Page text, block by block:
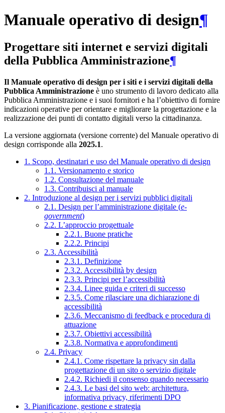
Manuale operativo di design¶
Progettare siti internet e servizi digitali
della Pubblica Amministrazione¶
Il Manuale operativo di design per i siti e i servizi digitali della
Pubblica Amministrazione è uno strumento di lavoro dedicato alla
Pubblica Amministrazione e i suoi fornitori e ha l’obiettivo di fornire
indicazioni operative per orientare e migliorare la progettazione e la
realizzazione dei punti di contatto digitali verso la cittadinanza.
La versione aggiornata (versione corrente) del Manuale operativo di
design corrisponde alla 2025.1.
1. Scopo, destinatari e uso del Manuale operativo di design
1.1. Versionamento e storico
1.2. Consultazione del manuale
1.3. Contribuisci al manuale
2. Introduzione al design per i servizi pubblici digitali
2.1. Design per l’amministrazione digitale (e-
government)
2.2. L’approccio progettuale
2.2.1. Buone pratiche
2.2.2. Principi
2.3. Accessibilità
2.3.1. Definizione
2.3.2. Accessibilità by design
2.3.3. Principi per l’accessibilità
2.3.4. Linee guida e criteri di successo
2.3.5. Come rilasciare una dichiarazione di
accessibilità
2.3.6. Meccanismo di feedback e procedura di
attuazione
2.3.7. Obiettivi accessibilità
2.3.8. Normativa e approfondimenti
2.4. Privacy
2.4.1. Come rispettare la privacy sin dalla
progettazione di un sito o servizio digitale
2.4.2. Richiedi il consenso quando necessario
2.4.3. Le basi del sito web: architettura,
informativa privacy, riferimenti DPO
3. Pianificazione, gestione e strategia